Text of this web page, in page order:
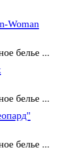
Woman
белье ...
белье ...
белье ...